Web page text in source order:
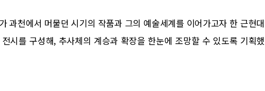
과천에서 머물던 시기의 작품과 그의 예술세계를 이어가고자 한 근현대
시를 구성해, 추사체의 계승과 확장을 한눈에 조망할 수 있도록 기획했